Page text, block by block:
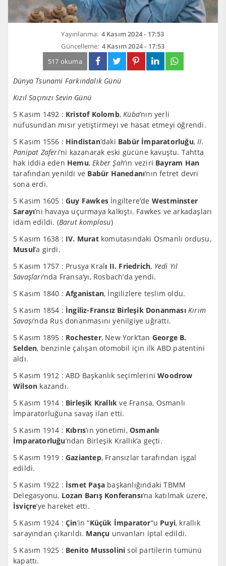
Yayınlanma: 4 Kasım 2024 - 17:53
Güncelleme: 4 Kasım 2024 - 17:53
517 okuma
Dünya Tsunami Farkındalık Günü
Kızıl Saçınızı Sevin Günü
5 Kasım 1492 : Kristof Kolomb,Küba’nın yerli
nüfusundan mısır yetiştirmeyi ve hasat etmeyi öğrendi.
5 Kasım 1556 : Hindistan’daki Babür İmparatorluğu,II.
Panipat Zaferi’ni kazanarak eski gücüne kavuştu. Tahtta
hak iddia eden Hemu,Ekber Şah’ın veziri Bayram Han
tarafından yenildi ve Babür Hanedanı’nın fetret devri
sona erdi.
5 Kasım 1605 : Guy Fawkes İngiltere’de Westminster
Sarayı’nı havaya uçurmaya kalkıştı. Fawkes ve arkadaşları
idam edildi. (Barut komplosu)
5 Kasım 1638 : IV. Muratkomutasındaki Osmanlı ordusu,
Musul’a girdi.
5 Kasım 1757 : Prusya Kralı II. Friedrich, Yedi Yıl
Savaşları’nda Fransa’yı, Rosbach’da yendi.
5 Kasım 1840 : Afganistan, İngilizlere teslim oldu.
5 Kasım 1854 : İngiliz-Fransız Birleşik Donanması Kırım
Savaşı’nda Rus donanmasını yenilgiye uğrattı.
5 Kasım 1895 : Rochester, New York’tan George B.
Selden, benzinle çalışan otomobil için ilk ABD patentini
aldı.
5 Kasım 1912 : ABD Başkanlık seçimleriniWoodrow
Wilson kazandı.
5 Kasım 1914 : Birleşik Krallık ve Fransa, Osmanlı
İmparatorluğuna savaş ilan etti.
5 Kasım 1914 : Kıbrıs’ın yönetimi,Osmanlı
İmparatorluğu’ndan Birleşik Krallık’a geçti.
5 Kasım 1919 : Gaziantep, Fransızlar tarafından işgal
edildi.
5 Kasım 1922 : İsmet Paşa başkanlığındaki TBMM
Delegasyonu, Lozan Barış Konferansı’na katılmak üzere,
İsviçre’ye hareket etti.
5 Kasım 1924 : Çin’in “Küçük İmparator”u Puyi, krallık
sarayından çıkarıldı. Mançu unvanları iptal edildi.
5 Kasım 1925 : Benito Mussolinisol partilerin tümünü
kapattı.